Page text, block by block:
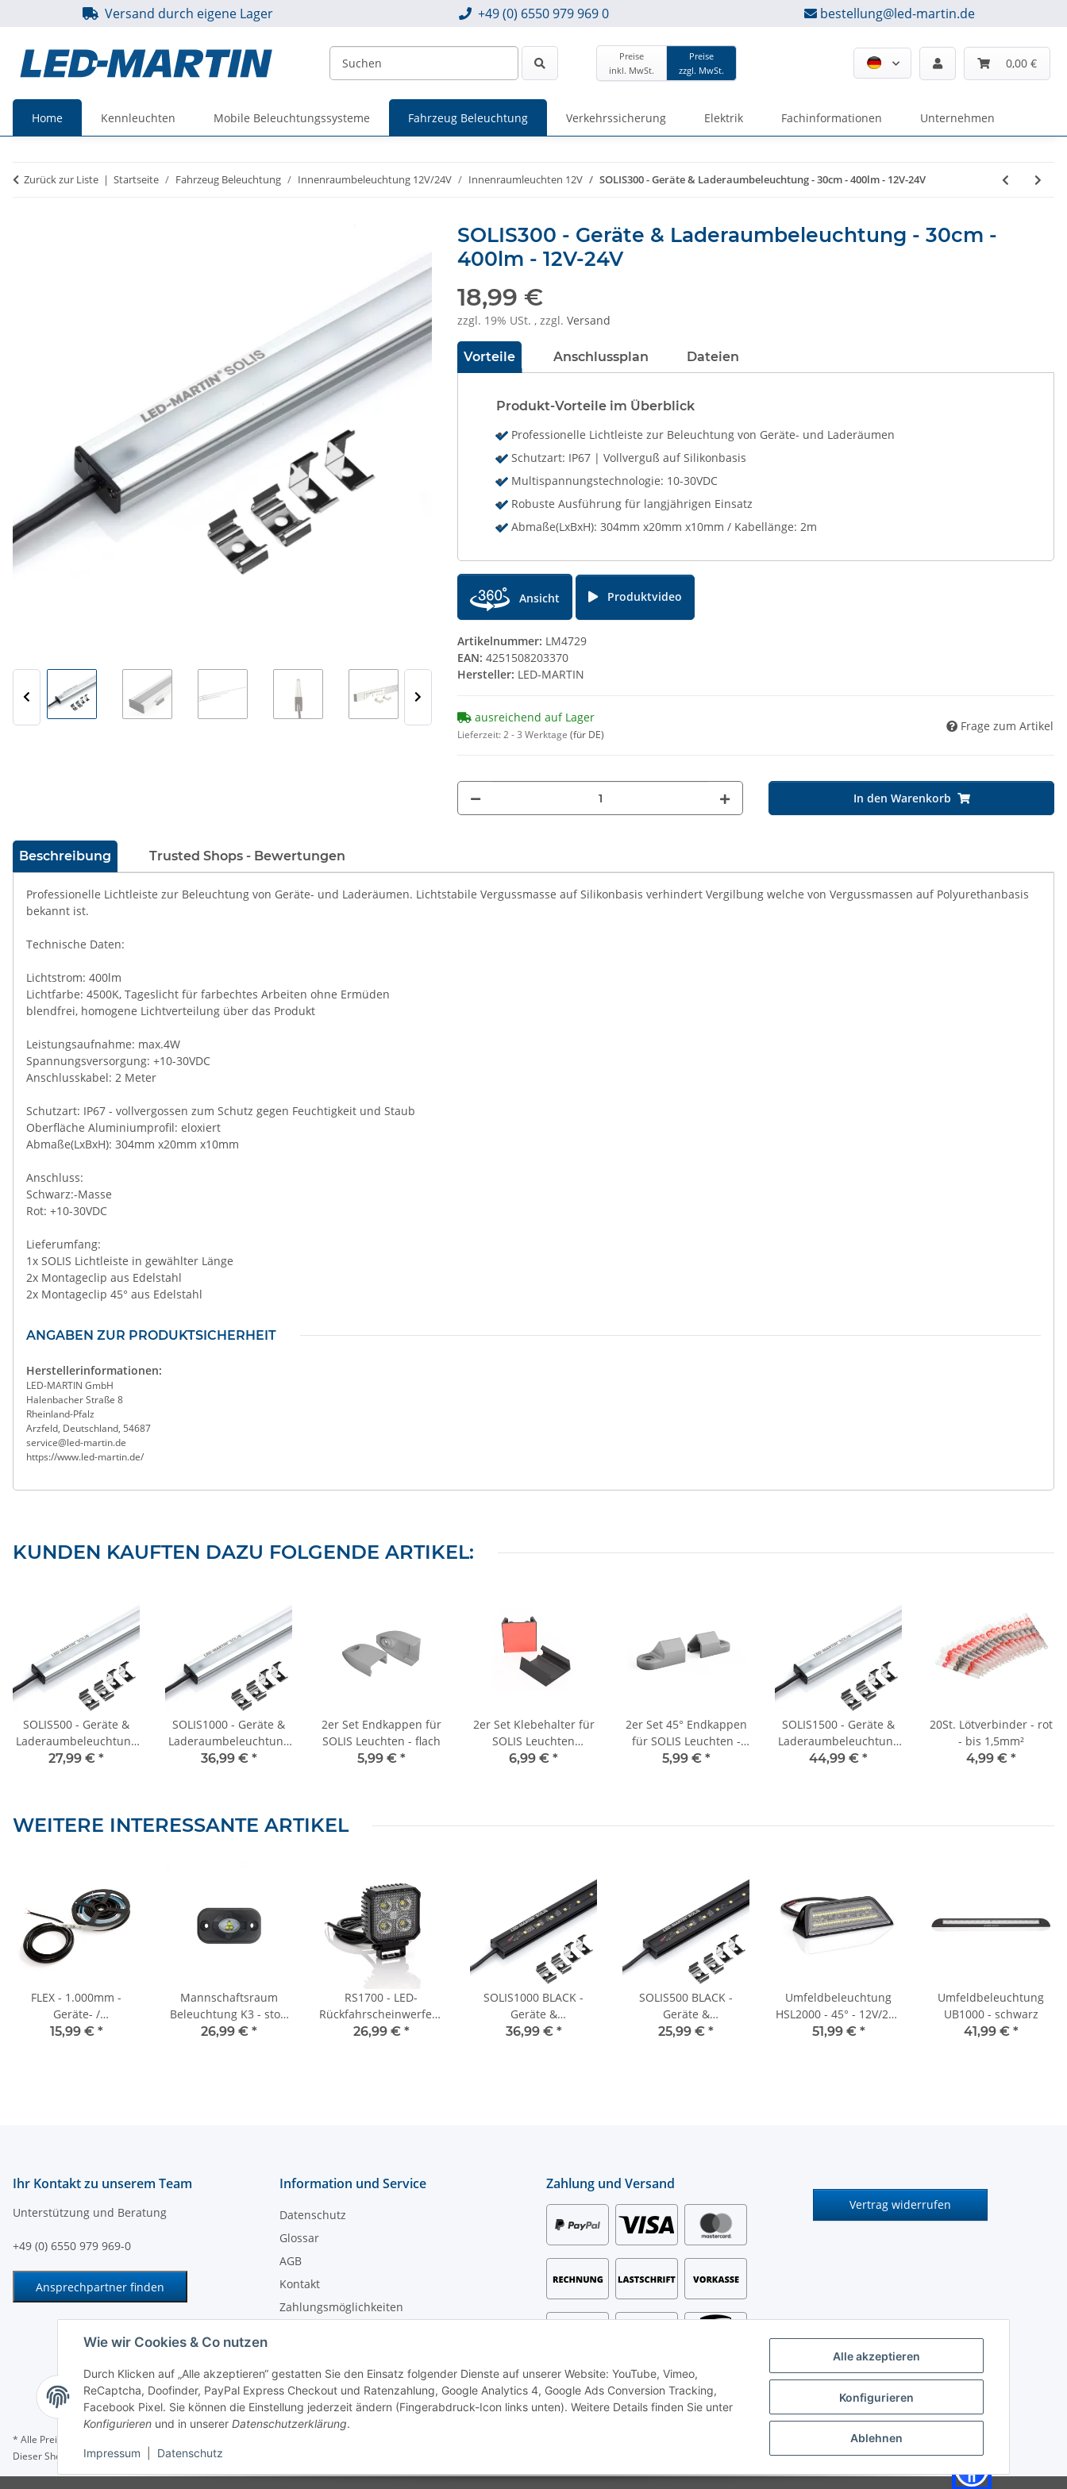
Alle akzeptieren
Konfigurieren
Ablehnen
Wie wir Cookies & Co nutzen
Durch Klicken auf „Alle akzeptieren“ gestatten Sie den Einsatz folgender Dienste auf unserer Website: YouTube, Vimeo,
ReCaptcha, Doofinder, PayPal Express Checkout und Ratenzahlung, Google Analytics 4, Google Ads Conversion Tracking,
Facebook Pixel. Sie können die Einstellung jederzeit ändern (Fingerabdruck-Icon links unten). Weitere Details finden Sie unter
Konfigurieren und in unserer Datenschutzerklärung.
Impressum Datenschutz
Versand durch eigene Lager +49 (0) 6550 979 969 0 bestellung@led-martin.de
Preise
inkl. MwSt.
Preise
zzgl. MwSt.
0,00 €
Home Kennleuchten Mobile Beleuchtungssysteme Fahrzeug Beleuchtung Verkehrssicherung Elektrik Fachinformationen Unternehmen
inkl. MwSt.
zzgl. MwSt.
Zurück zur Liste Startseite Fahrzeug Beleuchtung Innenraumbeleuchtung 12V/24V Innenraumleuchten 12V SOLIS300 - Geräte & Laderaumbeleuchtung - 30cm - 400lm - 12V-24V
SOLIS300 - Geräte & Laderaumbeleuchtung - 30cm -
400lm - 12V-24V
18,99 €
zzgl. 19% USt. , zzgl. Versand
Vorteile Anschlussplan Dateien
Produkt-Vorteile im Überblick
Professionelle Lichtleiste zur Beleuchtung von Geräte- und Laderäumen
Schutzart: IP67 | Vollverguß auf Silikonbasis
Multispannungstechnologie: 10-30VDC
Robuste Ausführung für langjährigen Einsatz
Abmaße(LxBxH): 304mm x20mm x10mm / Kabellänge: 2m
Ansicht Produktvideo
Artikelnummer: LM4729
EAN: 4251508203370
Hersteller: LED-MARTIN
ausreichend auf Lager
Lieferzeit:2 - 3 Werktage (für DE)
Frage zum Artikel
In den Warenkorb
weitere Registerkarten anzeigen
Beschreibung Trusted Shops - Bewertungen
Professionelle Lichtleiste zur Beleuchtung von Geräte- und Laderäumen. Lichtstabile Vergussmasse auf Silikonbasis verhindert Vergilbung welche von Vergussmassen auf Polyurethanbasis
bekannt ist.
Technische Daten:
Lichtstrom: 400lm
Lichtfarbe: 4500K, Tageslicht für farbechtes Arbeiten ohne Ermüden
blendfrei, homogene Lichtverteilung über das Produkt
Leistungsaufnahme: max.4W
Spannungsversorgung: +10-30VDC
Anschlusskabel: 2 Meter
Schutzart: IP67 - vollvergossen zum Schutz gegen Feuchtigkeit und Staub
Oberfläche Aluminiumprofil: eloxiert
Abmaße(LxBxH): 304mm x20mm x10mm
Anschluss:
Schwarz:-Masse
Rot: +10-30VDC
Lieferumfang:
1x SOLIS Lichtleiste in gewählter Länge
2x Montageclip aus Edelstahl
2x Montageclip 45° aus Edelstahl
ANGABEN ZUR PRODUKTSICHERHEIT
Herstellerinformationen:
LED-MARTIN GmbH
Halenbacher Straße 8
Rheinland-Pfalz
Arzfeld, Deutschland, 54687
service@led-martin.de
https://www.led-martin.de/
KUNDEN KAUFTEN DAZU FOLGENDE ARTIKEL:
SOLIS500 - Geräte &
Laderaumbeleuchtung
- 50cm - 600lm - 12V-
27,99 € *
SOLIS1000 - Geräte &
Laderaumbeleuchtung
- 100cm - 1200lm - 12V-
36,99 € *
2er Set Endkappen für
SOLIS Leuchten - flach
5,99 € *
2er Set Klebehalter für
SOLIS Leuchten
25x25mm
6,99 € *
2er Set 45° Endkappen
für SOLIS Leuchten -
winklig
5,99 € *
SOLIS1500 - Geräte &
Laderaumbeleuchtung
- 150cm - 1800lm - 12V-
44,99 € *
20St. Lötverbinder - rot
- bis 1,5mm²
4,99 € *
WEITERE INTERESSANTE ARTIKEL
FLEX - 1.000mm -
Geräte- /
Laderaumbeleuchtung
15,99 € *
Mannschaftsraum
Beleuchtung K3 - stoß
und wasserfest - grüne
26,99 € *
RS1700 - LED-
Rückfahrscheinwerfer /
Arbeitsscheinwerfer -
26,99 € *
SOLIS1000 BLACK -
Geräte &
Laderaumbeleuchtung
36,99 € *
SOLIS500 BLACK -
Geräte &
Laderaumbeleuchtung
25,99 € *
Umfeldbeleuchtung
HSL2000 - 45° - 12V/24V
- schwarz
51,99 € *
Umfeldbeleuchtung
UB1000 - schwarz
41,99 € *
Ihr Kontakt zu unserem Team
Unterstützung und Beratung
+49 (0) 6550 979 969-0
Ansprechpartner finden
Information und Service
Datenschutz
Glossar
AGB
Kontakt
Zahlungsmöglichkeiten
Batteriegesetzhinweise
Widerrufsrecht
Zahlung und Versand
Vertrag widerrufen
* Alle Preise zzgl. gesetzlicher USt., zzgl.
Dieser Shop richtet sich ausschließlich an Behörden, Unternehmen und Gewerbetreibende.